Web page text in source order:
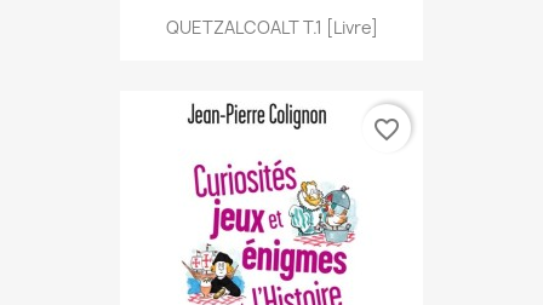
QUETZALCOALT T.1 [Livre]
favorite_border